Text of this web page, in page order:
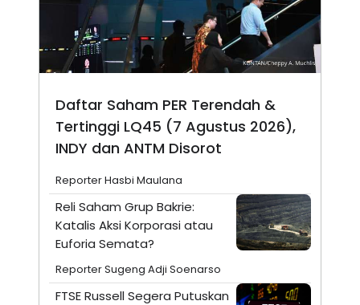
Daftar Saham PER Terendah &
Tertinggi LQ45 (7 Agustus 2026),
INDY dan ANTM Disorot
Reporter Hasbi Maulana
Reli Saham Grup Bakrie:
Katalis Aksi Korporasi atau
Euforia Semata?
Reporter Sugeng Adji Soenarso
FTSE Russell Segera Putuskan